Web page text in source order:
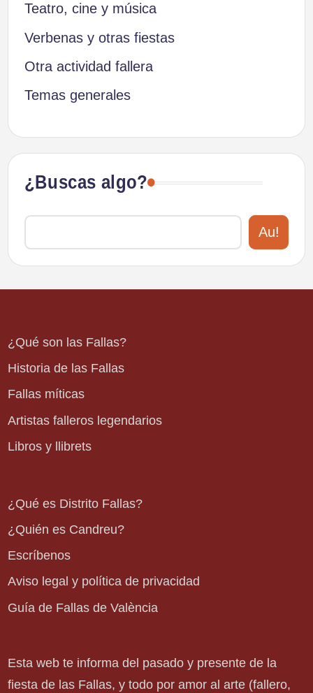
Teatro, cine y música
Verbenas y otras fiestas
Otra actividad fallera
Temas generales
¿Buscas algo?
Au!
¿Qué son las Fallas?
Historia de las Fallas
Fallas míticas
Artistas falleros legendarios
Libros y llibrets
¿Qué es Distrito Fallas?
¿Quién es Candreu?
Escríbenos
Aviso legal y política de privacidad
Guía de Fallas de València
Esta web te informa del pasado y presente de la
fiesta de las Fallas, y todo por amor al arte (fallero,